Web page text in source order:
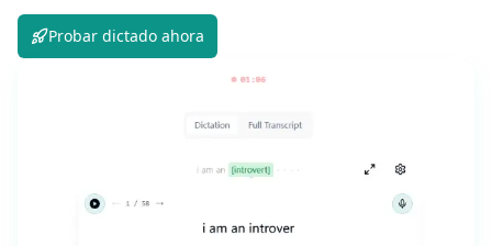
Probar dictado ahora